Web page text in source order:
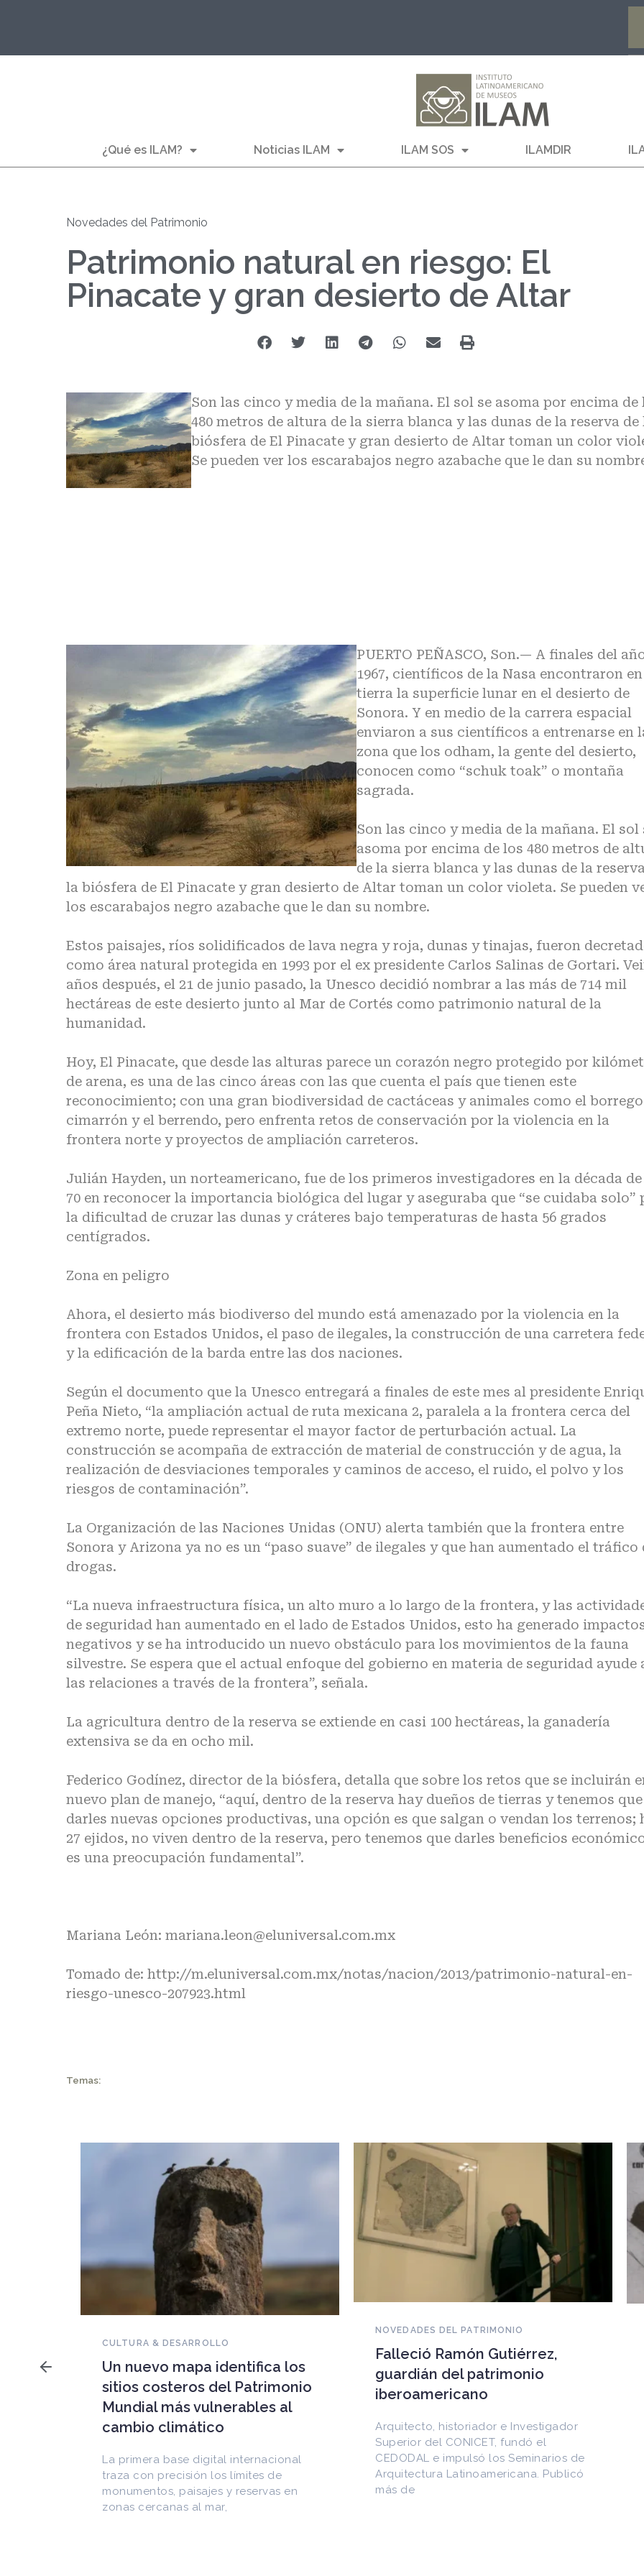
¿Qué es ILAM? Noticias ILAM ILAM SOS ILAMDIR
Novedades del Patrimonio
Patrimonio natural en riesgo: El
Pinacate y gran desierto de Altar
Son las cinco y media de la mañana. El sol se asoma por encima de
480 metros de altura de la sierra blanca y las dunas de la reserva de
biósfera de El Pinacate y gran desierto de Altar toman un color
Se pueden ver los escarabajos negro azabache que le dan su
PUERTO PEÑASCO, Son.— A finales del
1967, científicos de la Nasa encontraron
tierra la superficie lunar en el desierto de
Sonora. Y en medio de la carrera espacial
enviaron a sus científicos a entrenarse en
zona que los odham, la gente del desierto,
conocen como “schuk toak” o montaña
sagrada.
Son las cinco y media de la mañana. El sol
asoma por encima de los 480 metros de
de la sierra blanca y las dunas de la
la biósfera de El Pinacate y gran desierto de Altar toman un color violeta. Se pueden
los escarabajos negro azabache que le dan su nombre.
Estos paisajes, ríos solidificados de lava negra y roja, dunas y tinajas, fueron
como área natural protegida en 1993 por el ex presidente Carlos Salinas de Gortari.
años después, el 21 de junio pasado, la Unesco decidió nombrar a las más de 714 mil
hectáreas de este desierto junto al Mar de Cortés como patrimonio natural de la
humanidad.
Hoy, El Pinacate, que desde las alturas parece un corazón negro protegido por
de arena, es una de las cinco áreas con las que cuenta el país que tienen este
reconocimiento; con una gran biodiversidad de cactáceas y animales como el borrego
cimarrón y el berrendo, pero enfrenta retos de conservación por la violencia en la
frontera norte y proyectos de ampliación carreteros.
Julián Hayden, un norteamericano, fue de los primeros investigadores en la década
70 en reconocer la importancia biológica del lugar y aseguraba que “se cuidaba solo”
la dificultad de cruzar las dunas y cráteres bajo temperaturas de hasta 56 grados
centígrados.
Zona en peligro
Ahora, el desierto más biodiverso del mundo está amenazado por la violencia en la
frontera con Estados Unidos, el paso de ilegales, la construcción de una carretera
y la edificación de la barda entre las dos naciones.
Según el documento que la Unesco entregará a finales de este mes al presidente
Peña Nieto, “la ampliación actual de ruta mexicana 2, paralela a la frontera cerca del
extremo norte, puede representar el mayor factor de perturbación actual. La
construcción se acompaña de extracción de material de construcción y de agua, la
realización de desviaciones temporales y caminos de acceso, el ruido, el polvo y los
riesgos de contaminación”.
La Organización de las Naciones Unidas (ONU) alerta también que la frontera entre
Sonora y Arizona ya no es un “paso suave” de ilegales y que han aumentado el tráfico
drogas.
“La nueva infraestructura física, un alto muro a lo largo de la frontera, y las
de seguridad han aumentado en el lado de Estados Unidos, esto ha generado
negativos y se ha introducido un nuevo obstáculo para los movimientos de la fauna
silvestre. Se espera que el actual enfoque del gobierno en materia de seguridad ayude
las relaciones a través de la frontera”, señala.
La agricultura dentro de la reserva se extiende en casi 100 hectáreas, la ganadería
extensiva se da en ocho mil.
Federico Godínez, director de la biósfera, detalla que sobre los retos que se incluirán
nuevo plan de manejo, “aquí, dentro de la reserva hay dueños de tierras y tenemos que
darles nuevas opciones productivas, una opción es que salgan o vendan los terrenos;
27 ejidos, no viven dentro de la reserva, pero tenemos que darles beneficios
es una preocupación fundamental”.
Mariana León: mariana.leon@eluniversal.com.mx
Tomado de: http://m.eluniversal.com.mx/notas/nacion/2013/patrimonio-natural-en-
riesgo-unesco-207923.html
Temas:
guardián del patrimonio
iberoamericano
Arquitecto, historiador e Investigador
CEDODAL e impulsó los Seminarios de
Arquitectura Latinoamericana. Publicó
más de
NOVEDADES DEL PATRIMONIO
EEUU devuelve a Cuba
documentos históricos
sustraídos del Archivo
en internet
Entre los materiales recuperados
figuran la Constitución de la Yaya de